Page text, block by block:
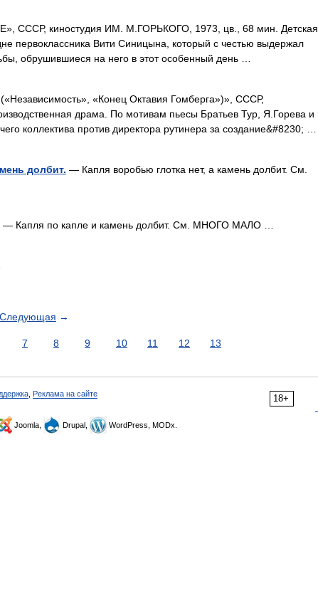
СССР, киностудия ИМ. М.ГОРЬКОГО, 1973, цв., 68 мин. Детская
первоклассника Вити Синицына, который с честью выдержал
обрушившиеся на него в этот особенный день …
«Конец Октавия Гомберга»)», СССР,
драма. По мотивам пьесы Братьев Тур, Я.Горева и
коллектива против директора рутинера за создание&#8230; …
долбит. — Капля воробью глотка нет, а камень долбит. См.
— Капля по капле и камень долбит. См. МНОГО МАЛО …
Следующая →
7 8 9 10 11 12 13
18+
Реклама на сайте
Joomla, Drupal, WordPress, MODx.